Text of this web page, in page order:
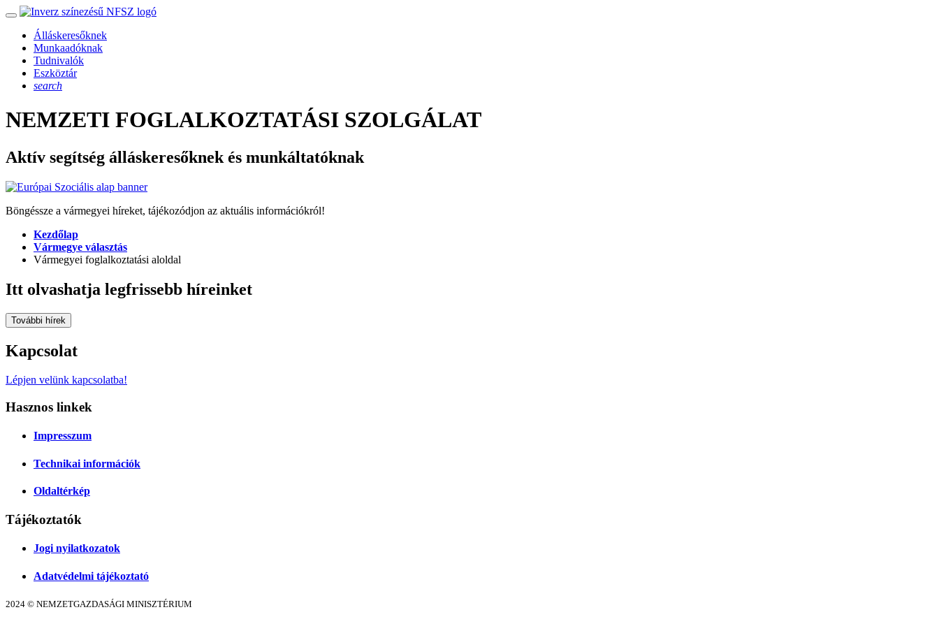
Álláskeresőknek
Munkaadóknak
Tudnivalók
Eszköztár
search
NEMZETI FOGLALKOZTATÁSI SZOLGÁLAT
Aktív segítség álláskeresőknek és munkáltatóknak
Böngéssze a vármegyei híreket, tájékozódjon az aktuális információkról!
Kezdőlap
Vármegye választás
Vármegyei foglalkoztatási aloldal
Itt olvashatja legfrissebb híreinket
További hírek
Kapcsolat
Lépjen velünk kapcsolatba!
Hasznos linkek
Impresszum
Technikai információk
Oldaltérkép
Tájékoztatók
Jogi nyilatkozatok
Adatvédelmi tájékoztató
2024 © NEMZETGAZDASÁGI MINISZTÉRIUM